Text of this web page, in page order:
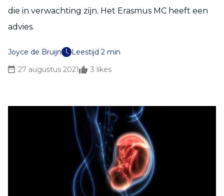
die in verwachting zijn. Het Erasmus MC heeft een
advies.
Joyce de Bruijn
Leestijd 2 min
27 augustus 2021
3 likes